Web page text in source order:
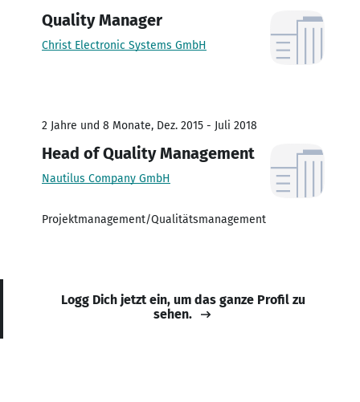
Quality Manager
Christ Electronic Systems GmbH
2 Jahre und 8 Monate, Dez. 2015 - Juli 2018
Head of Quality Management
Nautilus Company GmbH
Projektmanagement/Qualitätsmanagement
Logg Dich jetzt ein, um das ganze Profil zu
sehen.